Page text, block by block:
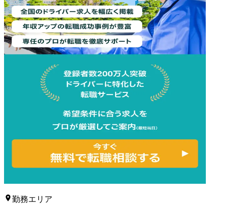
勤務エリア